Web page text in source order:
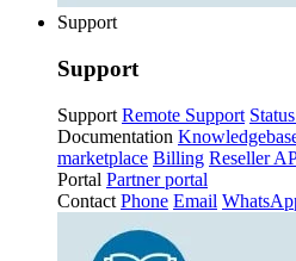
Support
Support
Support Remote Support
Documentation
marketplace Billing Reseller
Portal Partner portal
Contact Phone Email